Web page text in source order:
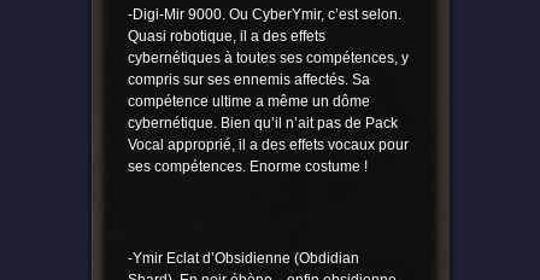
-Digi-Mir 9000. Ou CyberYmir, c’est selon.
Quasi robotique, il a des effets
cybernétiques à toutes ses compétences, y
compris sur ses ennemis affectés. Sa
compétence ultime a même un dôme
cybernétique. Bien qu’il n’ait pas de Pack
Vocal approprié, il a des effets vocaux pour
ses compétences. Enorme costume !
-Ymir Eclat d’Obsidienne (Obdidian